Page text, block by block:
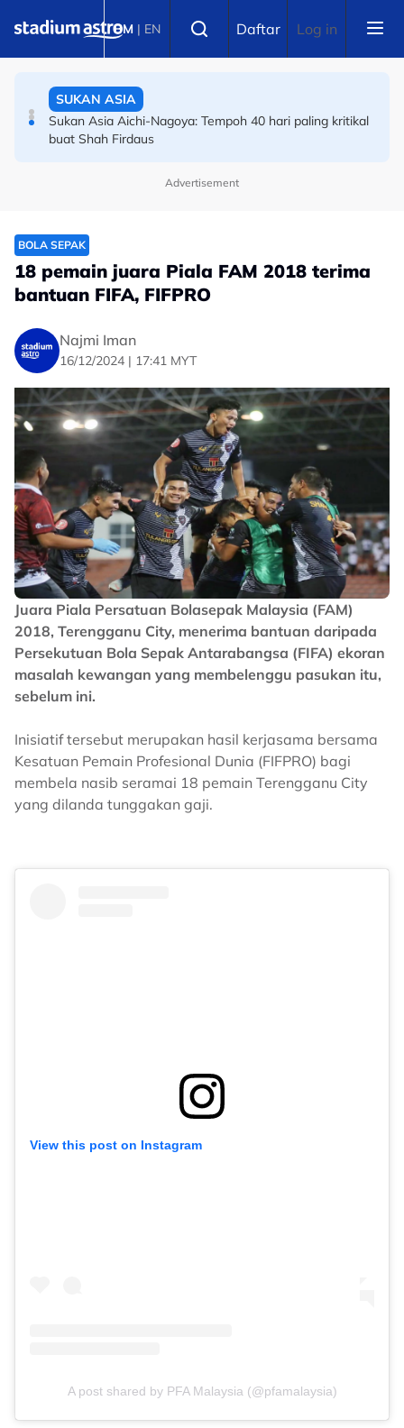
BM | EN Daftar Log in
Sukan Asia Aichi-Nagoya: Tempoh 40 hari paling kritikal
BADMINTON
AJBC: Percubaan kali ketiga bawa tuah, Rex Lim
akhirnya genggam emas
Advertisement
BOLA SEPAK
18 pemain juara Piala FAM 2018 terima
bantuan FIFA, FIFPRO
Najmi Iman
16/12/2024 | 17:41 MYT
Juara Piala Persatuan Bolasepak Malaysia (FAM)
2018, Terengganu City, menerima bantuan daripada
Persekutuan Bola Sepak Antarabangsa (FIFA) ekoran
masalah kewangan yang membelenggu pasukan itu,
sebelum ini.
Inisiatif tersebut merupakan hasil kerjasama bersama
Kesatuan Pemain Profesional Dunia (FIFPRO) bagi
membela nasib seramai 18 pemain Terengganu City
yang dilanda tunggakan gaji.
View this post on Instagram
A post shared by PFA Malaysia (@pfamalaysia)